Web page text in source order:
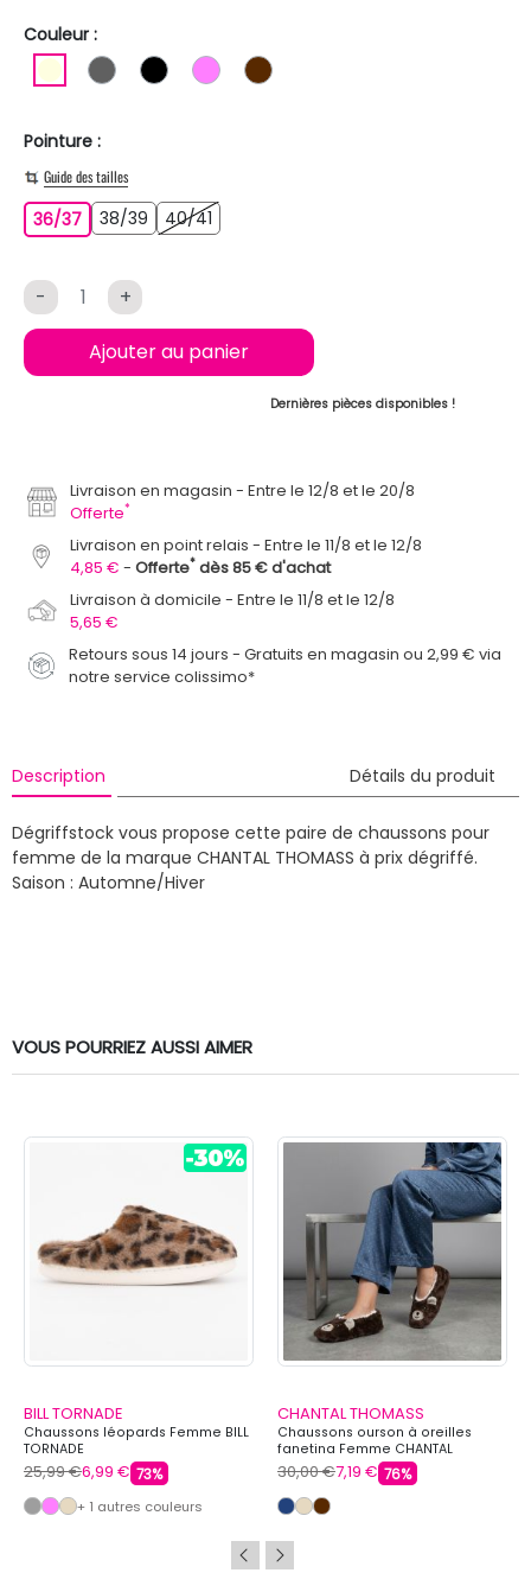
Couleur :
BLANC ECRU
GRIS FONCE
NOIR ROSE MARRON
Pointure :
Guide des tailles
36/3736/37
38/39 38/39
40/41
- +
Ajouter au panier
Dernières pièces disponibles !
Livraison en magasin
Entre le 12/8 et le 20/8
Offerte*
Livraison en point relais
Entre le 11/8 et le 12/8
4,85 €
Offerte* dès 85 € d'achat
Livraison à domicile
Entre le 11/8 et le 12/8
5,65 €
Retours sous 14 jours - Gratuits en magasin ou 2,99 € via
notre service colissimo*
Description Détails du produit
Dégriffstock vous propose cette paire de chaussons pour
femme de la marque CHANTAL THOMASS à prix dégriffé.
Saison : Automne/Hiver
VOUS POURRIEZ AUSSI AIMER
BILL TORNADE
Chaussons léopards Femme BILL
TORNADE
25,99 €6,99 € 73%
+ 1 autres couleurs
CHANTAL THOMASS
Chaussons ourson à oreilles
fanetina Femme CHANTAL
THOMASS
30,00 €7,19 € 76%